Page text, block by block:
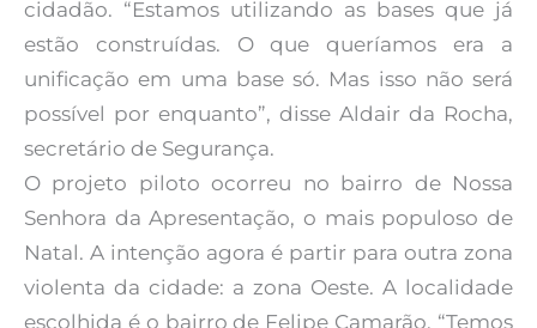
cidadão. “Estamos utilizando as bases que já
estão construídas. O que queríamos era a
unificação em uma base só. Mas isso não será
possível por enquanto”, disse Aldair da Rocha,
secretário de Segurança.
O projeto piloto ocorreu no bairro de Nossa
Senhora da Apresentação, o mais populoso de
Natal. A intenção agora é partir para outra zona
violenta da cidade: a zona Oeste. A localidade
escolhida é o bairro de Felipe Camarão. “Temos